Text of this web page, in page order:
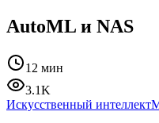
AutoML и NAS
12 мин
3.1K
Искусственный интеллект